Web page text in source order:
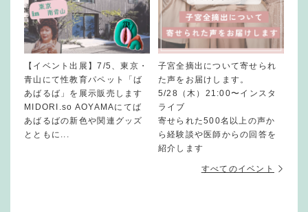
【イベント出展】7/5、東京・
青山にて性教育パペット「ば
あばるば」を展示販売します
MIDORI.so AOYAMAにてば
あばるばの新色や関連グッズ
とともに...
子宮全摘出について寄せられ
た声をお届けします。
5/28（木）21:00〜インスタ
ライブ
寄せられた500名以上の声か
ら経験談や医師からの回答を
紹介します
すべてのイベント